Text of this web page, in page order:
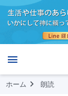
ホーム 朗読